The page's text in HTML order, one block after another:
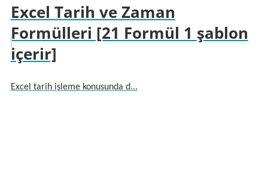
Excel Tarih ve Zaman
Formülleri [21 Formül 1 şablon
içerir]
Excel tarih işleme konusunda d...